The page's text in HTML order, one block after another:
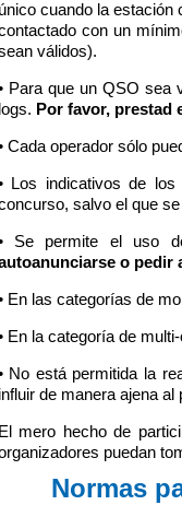
único cuando la estación
con un
válidos).
Para que un QSO sea
logs. Por favor, prestad
Cada operador sólo
Los indicativos de los
salvo el que
Se permite el uso
o pedir
En las categorías de
En la categoría de
No está permitida la
influir de manera ajena
El mero hecho de
puedan
Normas